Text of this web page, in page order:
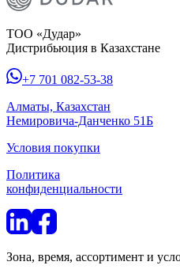
ТОО «Дудар»
Дистрибьюция в Казахстане
+7 701 082-53-38
Алматы, Казахстан
Немировича-Данченко 51Б
Условия покупки
Политика
конфиденциальности
Зона, время, ассортимент и